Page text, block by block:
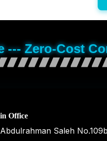
--- Zero-Cost
Office
Saleh No.109b